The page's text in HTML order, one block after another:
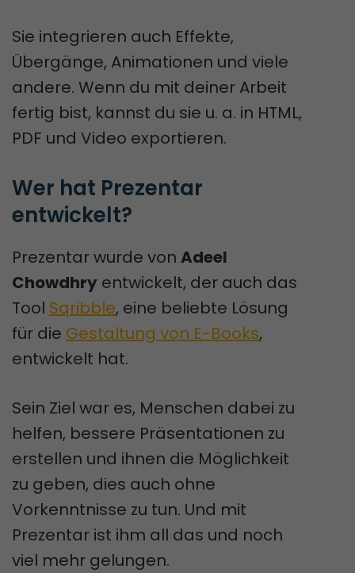
Sie integrieren auch Effekte,
Übergänge, Animationen und viele
andere. Wenn du mit deiner Arbeit
fertig bist, kannst du sie u. a. in HTML,
PDF und Video exportieren.
Wer hat Prezentar
entwickelt?
Prezentar wurde von Adeel
Chowdhry entwickelt, der auch das
Tool Sqribble, eine beliebte Lösung
für die Gestaltung von E-Books,
entwickelt hat.
Sein Ziel war es, Menschen dabei zu
helfen, bessere Präsentationen zu
erstellen und ihnen die Möglichkeit
zu geben, dies auch ohne
Vorkenntnisse zu tun. Und mit
Prezentar ist ihm all das und noch
viel mehr gelungen.